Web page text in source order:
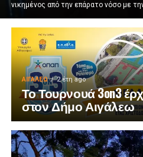
νικημένος από την επάρατο νόσο με
ΑΙΓΑΛΕΩ 2 έτη ago
Το Τουρνουά 3on3
στον Δήμο Αιγάλεω